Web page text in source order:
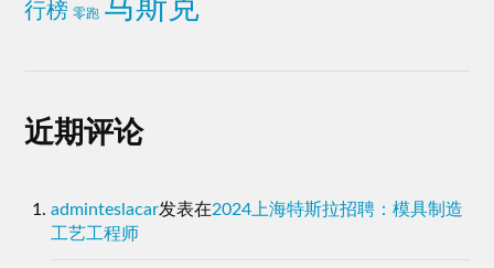
行榜 零跑 马斯克
近期评论
adminteslacar发表在2024上海特斯拉招聘：模具制造
工艺工程师